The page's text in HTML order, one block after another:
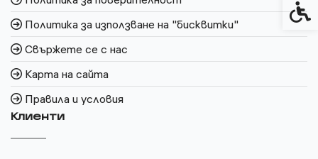
Политика за използване на "бисквитки"
Свържете се с нас
Карта на сайта
Правила и условия
Клиенти